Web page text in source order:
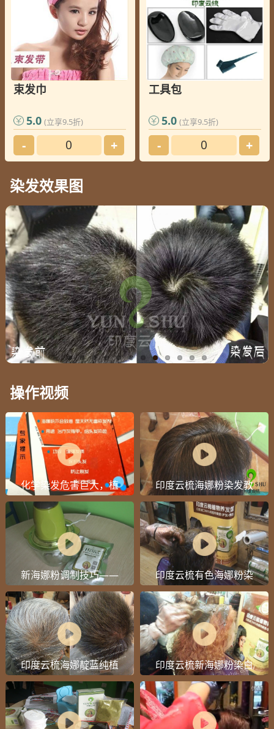
束发巾
5.0 (立享9.5折)
- +
工具包
5.0 (立享9.5折)
- +
染发效果图
操作视频
化学染发危害巨大，植
物染发又真的靠谱吗？
印度云梳海娜粉染发教
学视频
新海娜粉调制技巧——
如何快速调制无颗粒海
娜粉
印度云梳有色海娜粉染
发操作流程视频
印度云梳海娜靛蓝纯植
物白发染黑操作流程视
频
印度云梳新海娜粉染白
发操作流程视频